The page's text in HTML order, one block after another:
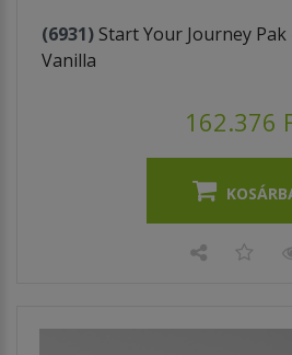
(6931) Start Your Journey Pak
Vanilla
162.376